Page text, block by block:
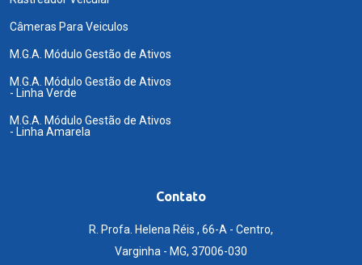
Câmeras Para Veiculos
M.G.A. Módulo Gestão de Ativos
M.G.A. Módulo Gestão de Ativos
- Linha Verde
M.G.A. Módulo Gestão de Ativos
- Linha Amarela
Contato
R. Profa. Helena Réis , 66-A - Centro,
Varginha - MG, 37006-030